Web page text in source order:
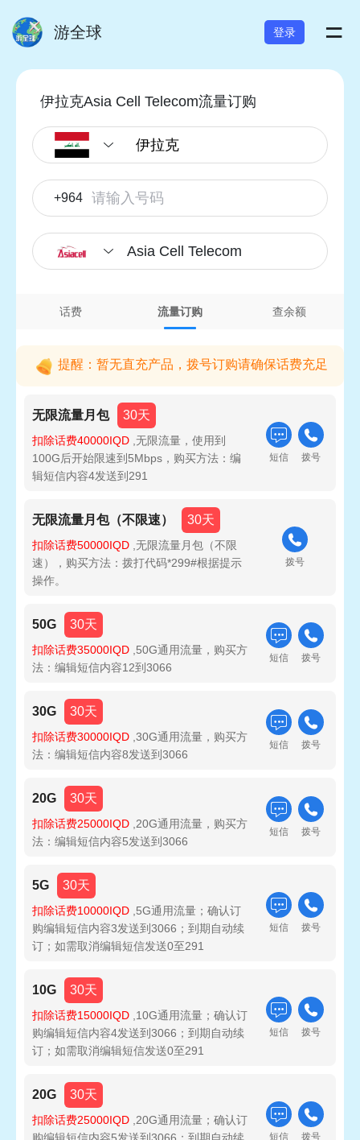
游全球 登录 =
伊拉克Asia Cell Telecom流量订购
+964
Asia Cell Telecom
话费 流量订购 查余额
提醒：暂无直充产品，拨号订购请确保话费充足
无限流量月包 30天
扣除话费40000IQD ,无限流量，使用到
100G后开始限速到5Mbps，购买方法：编
辑短信内容4发送到291
短信 拨号
无限流量月包（不限速） 30天
扣除话费50000IQD ,无限流量月包（不限
速），购买方法：拨打代码*299#根据提示
操作。
拨号
50G 30天
扣除话费35000IQD ,50G通用流量，购买方
法：编辑短信内容12到3066
短信 拨号
30G 30天
扣除话费30000IQD ,30G通用流量，购买方
法：编辑短信内容8发送到3066
短信 拨号
20G 30天
扣除话费25000IQD ,20G通用流量，购买方
法：编辑短信内容5发送到3066
短信 拨号
5G 30天
扣除话费10000IQD ,5G通用流量；确认订
购编辑短信内容3发送到3066；到期自动续
订；如需取消编辑短信发送0至291
短信 拨号
10G 30天
扣除话费15000IQD ,10G通用流量；确认订
购编辑短信内容4发送到3066；到期自动续
订；如需取消编辑短信发送0至291
短信 拨号
20G 30天
扣除话费25000IQD ,20G通用流量；确认订
购编辑短信内容5发送到3066；到期自动续
短信 拨号